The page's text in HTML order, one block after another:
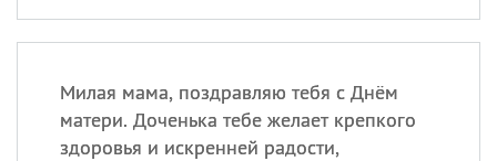
Милая мама, поздравляю тебя с Днём
матери. Доченька тебе желает крепкого
здоровья и искренней радости,